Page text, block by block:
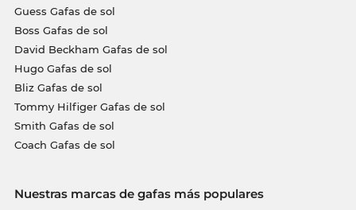
Guess Gafas de sol
Boss Gafas de sol
David Beckham Gafas de sol
Hugo Gafas de sol
Bliz Gafas de sol
Tommy Hilfiger Gafas de sol
Smith Gafas de sol
Coach Gafas de sol
Nuestras marcas de gafas más populares